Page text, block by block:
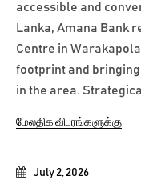
July 2, 2026
accessible and
Lanka, Amana Bank
Centre in
footprint and
in the area.
மேலதிக விபரங்களுக்கு